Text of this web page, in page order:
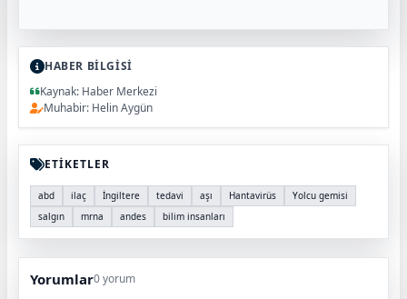
HABER BİLGİSİ
Kaynak: Haber Merkezi
Muhabir: Helin Aygün
ETİKETLER
abd ilaç İngiltere tedavi aşı Hantavirüs
Yolcu gemisi
salgın
mrna andes bilim insanları
Yorumlar0 yorum